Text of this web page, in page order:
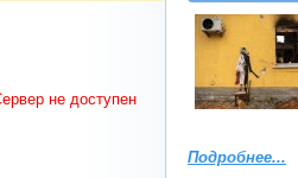
Подробнее...
не доступен